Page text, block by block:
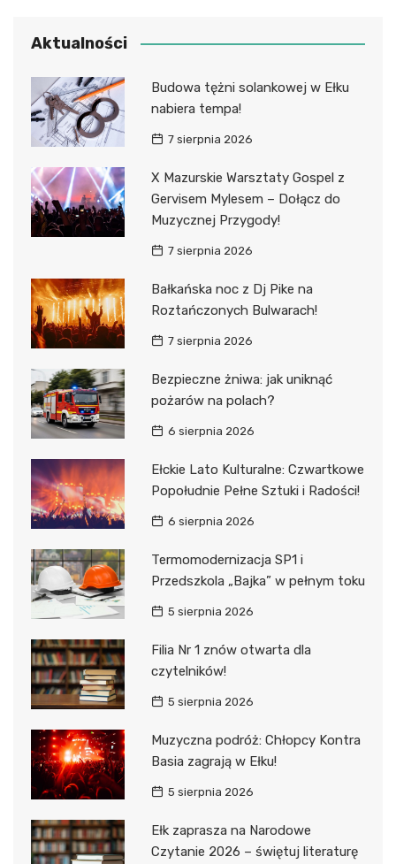
Aktualności
Budowa tężni solankowej w Ełku
nabiera tempa!
7 sierpnia 2026
X Mazurskie Warsztaty Gospel z
Gervisem Mylesem – Dołącz do
Muzycznej Przygody!
7 sierpnia 2026
Bałkańska noc z Dj Pike na
Roztańczonych Bulwarach!
7 sierpnia 2026
Bezpieczne żniwa: jak uniknąć
pożarów na polach?
6 sierpnia 2026
Ełckie Lato Kulturalne: Czwartkowe
Popołudnie Pełne Sztuki i Radości!
6 sierpnia 2026
Termomodernizacja SP1 i
Przedszkola „Bajka” w pełnym toku
5 sierpnia 2026
Filia Nr 1 znów otwarta dla
czytelników!
5 sierpnia 2026
Muzyczna podróż: Chłopcy Kontra
Basia zagrają w Ełku!
5 sierpnia 2026
Ełk zaprasza na Narodowe
Czytanie 2026 – świętuj literaturę